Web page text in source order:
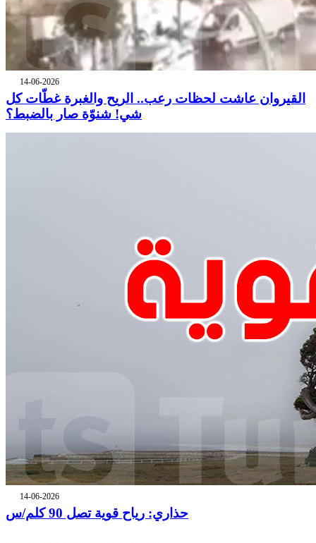
14-06-2026
القيروان عاشت لحظات رعب.. الريح والغبرة غطّات كل
شي! شنوّة صار بالضبط؟
14-06-2026
حذاري: رياح قوية تصل 90 كلم/س